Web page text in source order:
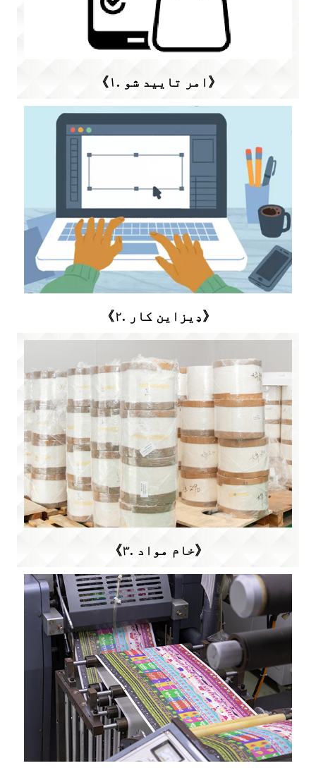
《۱. امر تایید شو》
《۲. ډیزاین کار》
《۳. خام مواد》